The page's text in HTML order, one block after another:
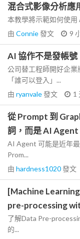
混合式影像分析應
本教學將示範如何使用
由 Connie發文 9
AI 協作不是發帳
公司替工程師開好企
「誰可以登入」...
由 ryanvale發文 1
從 Prompt 到
詞，而是 AI
AI Agent 可能是近年
Prom...
由 hardness1020發文
[Machine
pre-processing
了解Data Pre-
的...